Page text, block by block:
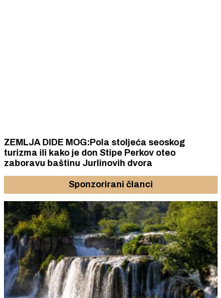
ZEMLJA DIDE MOG:Pola stoljeća seoskog
turizma ili kako je don Stipe Perkov oteo
zaboravu baštinu Jurlinovih dvora
Sponzorirani članci